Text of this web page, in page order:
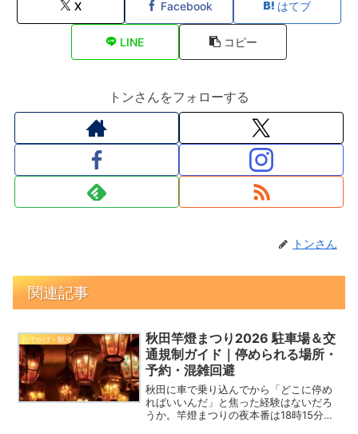
X Facebook はてブ
LINE コピー
トンさんをフォローする
トンさん
関連記事
おでかけ・観光
秋田竿燈まつり2026 駐車場＆交
通規制ガイド｜停められる場所・
予約・混雑回避
秋田に車で乗り込んでから「どこに停め
ればいいんだ」と焦った経験はないだろ
うか。竿燈まつりの夜本番は18時15分か